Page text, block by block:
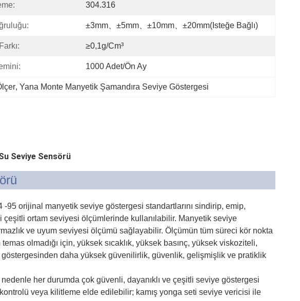
304.316
±3mm、±5mm、±10mm、±20mm(isteğe Bağlı)
≥0,1g/cm³
1000 Adet/ön Ay
, Yana Monte Manyetik Şamandıra Seviye Göstergesi
Seviye Sensörü
-95 orijinal manyetik seviye göstergesi standartlarını sindirip, emip,
ortam seviyesi ölçümlerinde kullanılabilir. Manyetik seviye
ve uyum seviyesi ölçümü sağlayabilir. Ölçümün tüm süreci kör nokta
olmadığı için, yüksek sıcaklık, yüksek basınç, yüksek viskoziteli,
göstergesinden daha yüksek güvenilirlik, güvenlik, gelişmişlik ve pratiklik
her durumda çok güvenli, dayanıklı ve çeşitli seviye göstergesi
veya kilitleme elde edilebilir; kamış yonga seti seviye vericisi ile